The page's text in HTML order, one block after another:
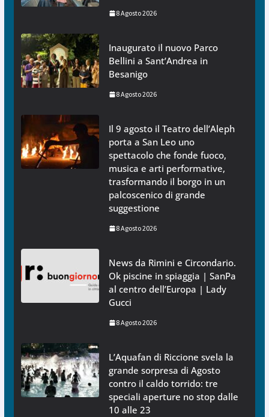
8 Agosto 2026
Inaugurato il nuovo Parco
Bellini a Sant’Andrea in
Besanigo
8 Agosto 2026
Il 9 agosto il Teatro dell’Aleph
porta a San Leo uno
spettacolo che fonde fuoco,
musica e arti performative,
trasformando il borgo in un
palcoscenico di grande
suggestione
8 Agosto 2026
News da Rimini e Circondario.
Ok piscine in spiaggia | SanPa
al centro dell’Europa | Lady
Gucci
8 Agosto 2026
L’Aquafan di Riccione svela la
grande sorpresa di Agosto
contro il caldo torrido: tre
speciali aperture no stop dalle
10 alle 23